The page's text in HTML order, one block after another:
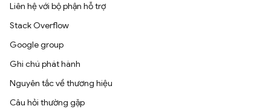
Liên hệ với bộ phận hỗ trợ
Stack Overflow
Google group
Ghi chú phát hành
Nguyên tắc về thương hiệu
Câu hỏi thường gặp